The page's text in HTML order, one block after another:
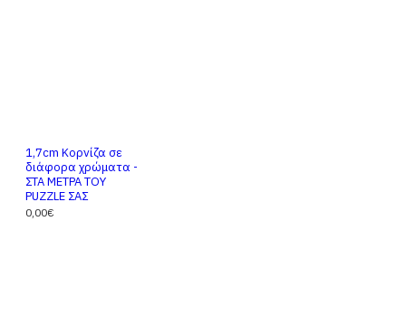
1,7cm Κορνίζα σε
διάφορα χρώματα -
ΣΤΑ ΜΕΤΡΑ ΤΟΥ
PUZZLE ΣΑΣ
0,00€